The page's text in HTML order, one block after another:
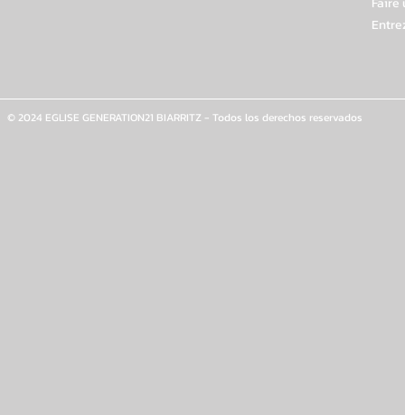
© 2024 EGLISE GENERATION21 BIARRITZ - Todos los derechos reservados